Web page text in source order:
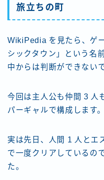
旅立ちの町
WikiPedia を見たら、ゲ
シックタウン」という名
中からは判断ができない
今回は主人公も仲間 3 人
パーギャルで構成します。
実は先日、人間 1 人とエ
で一度クリアしているの
た。